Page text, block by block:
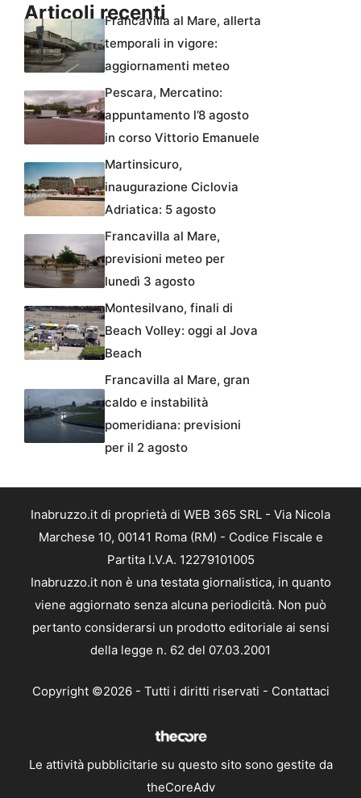
Articoli recentiFrancavilla al Mare, allerta
temporali in vigore:
aggiornamenti meteo
Pescara, Mercatino:
appuntamento l’8 agosto
in corso Vittorio Emanuele
Martinsicuro,
inaugurazione Ciclovia
Adriatica: 5 agosto
Francavilla al Mare,
previsioni meteo per
lunedì 3 agosto
Montesilvano, finali di
Beach Volley: oggi al Jova
Beach
Francavilla al Mare, gran
caldo e instabilità
pomeridiana: previsioni
per il 2 agosto
Inabruzzo.it di proprietà di WEB 365 SRL - Via Nicola
Marchese 10, 00141 Roma (RM) - Codice Fiscale e
Partita I.V.A. 12279101005
Inabruzzo.it non è una testata giornalistica, in quanto
viene aggiornato senza alcuna periodicità. Non può
pertanto considerarsi un prodotto editoriale ai sensi
della legge n. 62 del 07.03.2001
Copyright ©2026 - Tutti i diritti riservati - Contattaci
Le attività pubblicitarie su questo sito sono gestite da
theCoreAdv